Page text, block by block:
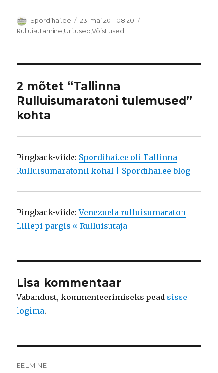
Autor
Spordihai.ee Postitatud
23. mai 2011 08:20
Rubriigid
Rulluisutamine Üritused ,Võistlused
2 mõtet “Tallinna
Rulluisumaratoni tulemused”
kohta
Pingback-viide: Spordihai.ee oli Tallinna
Rulluisumaratonil kohal | Spordihai.ee blog
Pingback-viide:Venezuela rulluisumaraton
Lillepi pargis « Rulluisutaja
Lisa kommentaar
Vabandust, kommenteerimiseks pead sisse
logima.
EELMINE